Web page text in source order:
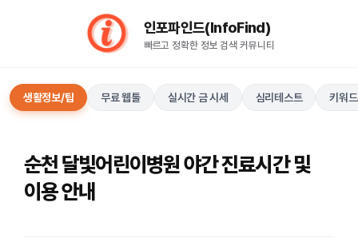
인포파인드(InfoFind)​​​​
빠르고 정확한 정보 검색 커뮤니티
생활정보/팁 무료 웹툴 실시간 금 시세 심리테스트 키워
순천 달빛어린이병원 야간 진료시간 및
이용 안내